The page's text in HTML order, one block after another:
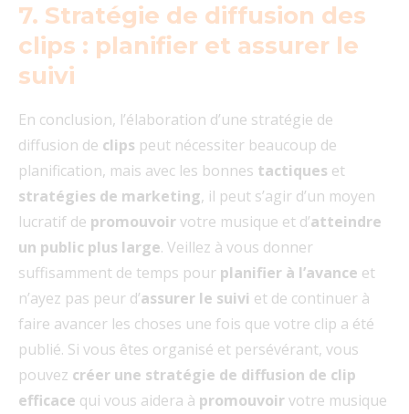
7. Stratégie de diffusion des
clips : planifier et assurer le
suivi
En conclusion, l’élaboration d’une stratégie de
diffusion de clips peut nécessiter beaucoup de
planification, mais avec les bonnes tactiques et
stratégies de marketing, il peut s’agir d’un moyen
lucratif de promouvoirvotre musique et d’atteindre
un public plus large. Veillez à vous donner
suffisamment de temps pour planifier à l’avance et
n’ayez pas peur d’assurer le suivi et de continuer à
faire avancer les choses une fois que votre clip a été
publié. Si vous êtes organisé et persévérant, vous
pouvez créer une stratégie de diffusion de clip
efficace qui vous aidera à promouvoirvotre musique